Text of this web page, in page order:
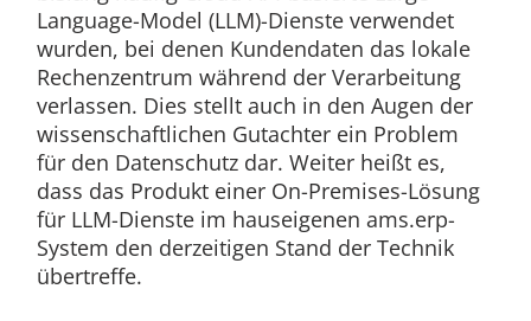
Language-Model (LLM)-Dienste verwendet
wurden, bei denen Kundendaten das lokale
Rechenzentrum während der Verarbeitung
verlassen. Dies stellt auch in den Augen der
wissenschaftlichen Gutachter ein Problem
für den Datenschutz dar. Weiter heißt es,
dass das Produkt einer On-Premises-Lösung
für LLM-Dienste im hauseigenen ams.erp-
System den derzeitigen Stand der Technik
übertreffe.